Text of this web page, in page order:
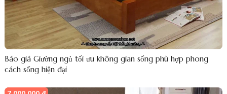
Báo giá Giường ngủ tối ưu không gian sống phù hợp phong
cách sống hiện đại